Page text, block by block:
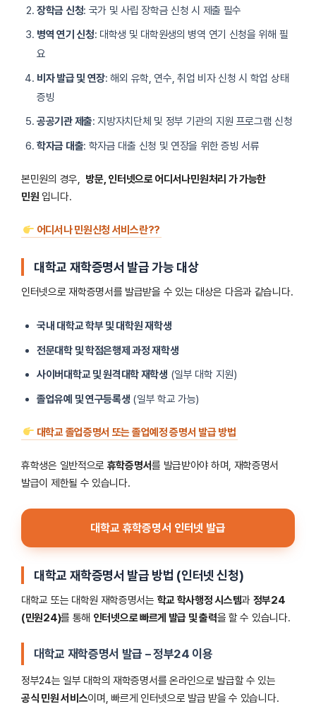
장학금 신청: 국가 및 사립 장학금 신청 시 제출 필수
병역 연기 신청: 대학생 및 대학원생의 병역 연기 신청을 위해 필
요
비자 발급 및 연장: 해외 유학, 연수, 취업 비자 신청 시 학업 상태
증빙
공공기관 제출: 지방자치단체 및 정부 기관의 지원 프로그램 신청
학자금 대출: 학자금 대출 신청 및 연장을 위한 증빙 서류
본민원의 경우, 방문, 인터넷으로 어디서나민원처리 가 가능한
민원 입니다.
어디서나 민원신청 서비스란??
대학교 재학증명서 발급 가능 대상
인터넷으로 재학증명서를 발급받을 수 있는 대상은 다음과 같습니다.
국내 대학교 학부 및 대학원 재학생
전문대학 및 학점은행제 과정 재학생
사이버대학교 및 원격대학 재학생 (일부 대학 지원)
졸업유예 및 연구등록생 (일부 학교 가능)
대학교 졸업증명서 또는 졸업예정 증명서 발급 방법
휴학생은 일반적으로 휴학증명서를 발급받아야 하며, 재학증명서
발급이 제한될 수 있습니다.
대학교 휴학증명서 인터넷 발급
대학교 재학증명서 발급 방법 (인터넷 신청)
대학교 또는 대학원 재학증명서는 학교 학사행정 시스템과 정부24
(민원24)를 통해 인터넷으로 빠르게 발급 및 출력을 할 수 있습니다.
대학교 재학증명서 발급 – 정부24 이용
정부24는 일부 대학의 재학증명서를 온라인으로 발급할 수 있는
공식 민원 서비스이며, 빠르게 인터넷으로 발급 받을 수 있습니다.